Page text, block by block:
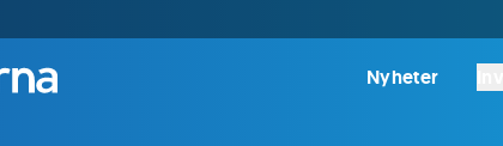
Nyheter